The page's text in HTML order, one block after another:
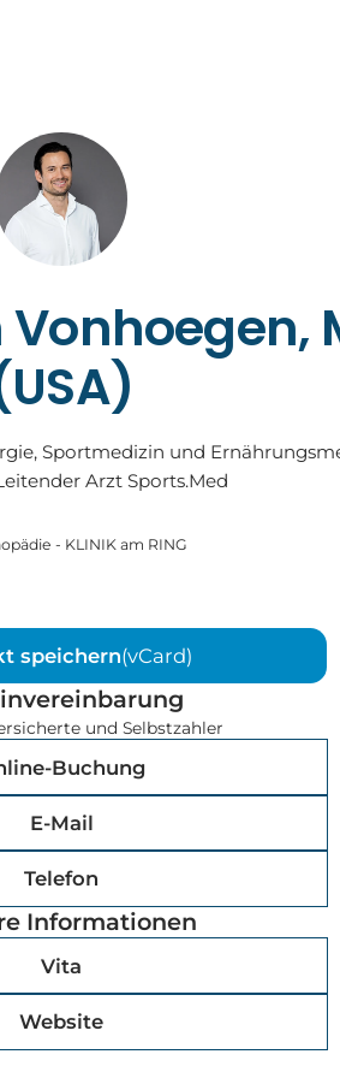
Sportmedizin und
Arzt Sports.Med
- KLINIK am RING
speichern(vCard)
und Selbstzahler
Buchung
E-Mail
Telefon
Informationen
Vita
Website